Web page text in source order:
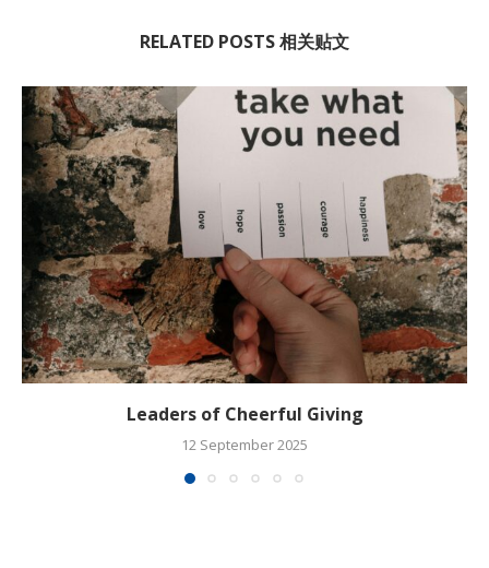
RELATED POSTS 相关贴文
Leaders of Cheerful Giving
12 September 2025